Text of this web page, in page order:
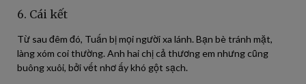
6. Cái kết
Từ sau đêm đó, Tuấn bị mọi người xa lánh. Bạn bè tránh mặt,
làng xóm coi thường. Anh hai chị cả thương em nhưng cũng
buông xuôi, bởi vết nhơ ấy khó gột sạch.